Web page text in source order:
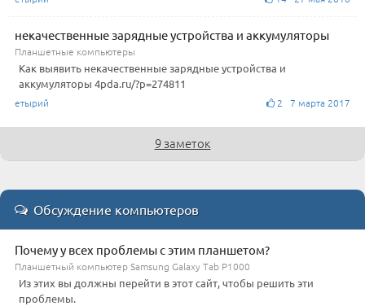
некачественные зарядные устройства и аккумуляторы
Планшетные компьютеры
Как выявить некачественные зарядные устройства и
аккумуляторы 4pda.ru/?p=274811
етырий 2 7 марта 2017
9 заметок
Обсуждение компьютеров
Почему у всех проблемы с этим планшетом?
Планшетный компьютер Samsung Galaxy Tab P1000
Из этих вы должны перейти в этот сайт, чтобы решить эти
проблемы.